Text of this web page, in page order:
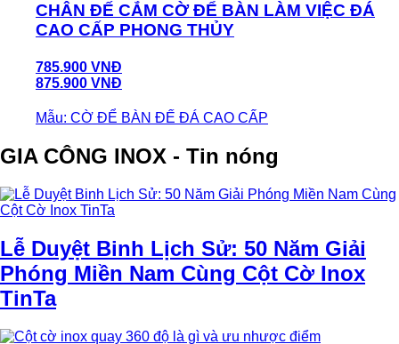
CHÂN ĐẾ CẮM CỜ ĐỂ BÀN LÀM VIỆC ĐÁ
CAO CẤP PHONG THỦY
785.900 VNĐ
875.900 VNĐ
Mẫu: CỜ ĐỂ BÀN ĐẾ ĐÁ CAO CẤP
GIA CÔNG INOX - Tin nóng
Lễ Duyệt Binh Lịch Sử: 50 Năm Giải
Phóng Miền Nam Cùng Cột Cờ Inox
TinTa